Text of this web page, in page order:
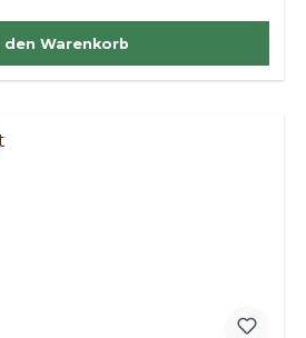
den Warenkorb